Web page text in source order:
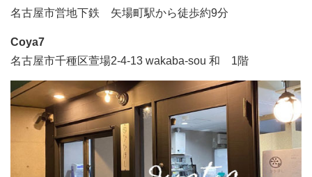
名古屋市営地下鉄 矢場町駅から徒歩約9分
Coya7
名古屋市千種区萱場2-4-13 wakaba-sou 和 1階